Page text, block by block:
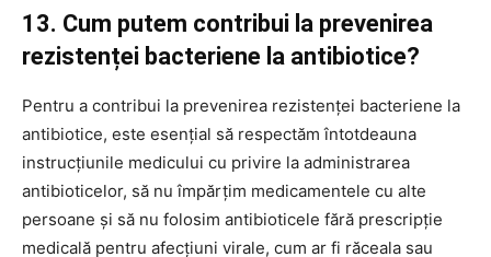
13. Cum putem contribui la prevenirea
rezistenței bacteriene la antibiotice?
Pentru a contribui la prevenirea rezistenței bacteriene la
antibiotice, este esențial să respectăm întotdeauna
instrucțiunile medicului cu privire la administrarea
antibioticelor, să nu împărțim medicamentele cu alte
persoane și să nu folosim antibioticele fără prescripție
medicală pentru afecțiuni virale, cum ar fi răceala sau